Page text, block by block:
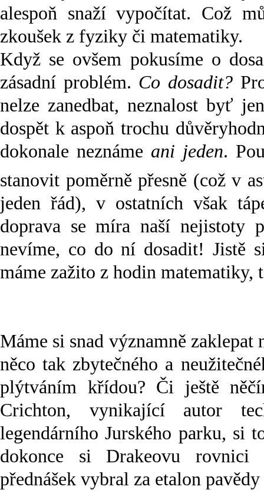
alespoň snaží vypočítat. Což
zkoušek z fyziky či matematiky.
Když se ovšem pokusíme o
zásadní problém. Co dosadit?
nelze zanedbat, neznalost byť
dospět k aspoň trochu
dokonale neznáme ani jeden.
stanovit poměrně přesně (což v
jeden řád), v ostatních však
doprava se míra naší nejistoty
nevíme, co do ní dosadit! Jistě
máme zažito z hodin matematiky,
Máme si snad významně zaklepat
něco tak zbytečného a
plýtváním křídou? Či ještě
Crichton, vynikající autor
legendárního Jurského parku, si
dokonce si Drakeovu
přednášek vybral za etalon